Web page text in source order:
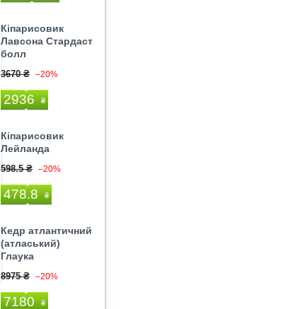
Кіпарисовик
Лавсона Стардаст
болл
3670 ₴ –20%
2936 ₴
Кіпарисовик
Лейланда
598.5 ₴ –20%
478.8 ₴
Кедр атлантичний
(атласький)
Глаука
8975 ₴ –20%
7180 ₴